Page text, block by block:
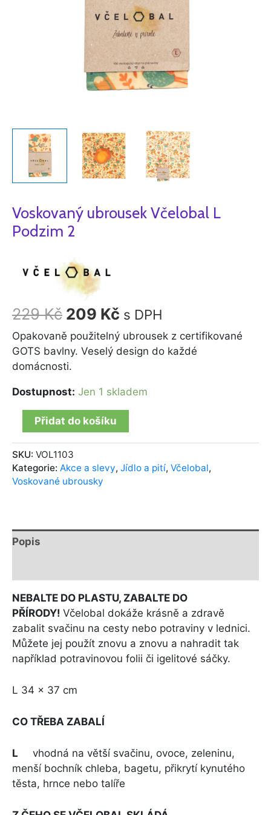
Voskovaný ubrousek Včelobal L
Podzim 2
229Kč 209 Kč s DPH
Opakovaně použitelný ubrousek z certifikované
GOTS bavlny. Veselý design do každé
domácnosti.
Dostupnost: Jen 1 skladem
Přidat do košíku
SKU: VOL1103
Kategorie: Akce a slevy, Jídlo a pití, Včelobal,
Voskované ubrousky
Popis
NEBALTE DO PLASTU, ZABALTE DO
PŘÍRODY! Včelobal dokáže krásně a zdravě
zabalit svačinu na cesty nebo potraviny v lednici.
Můžete jej použít znovu a znovu a nahradit tak
například potravinovou folii či igelitové sáčky.
L 34 x 37 cm
CO TŘEBA ZABALÍ
L vhodná na větší svačinu, ovoce, zeleninu,
menší bochník chleba, bagetu, přikrytí kynutého
těsta, hrnce nebo talíře